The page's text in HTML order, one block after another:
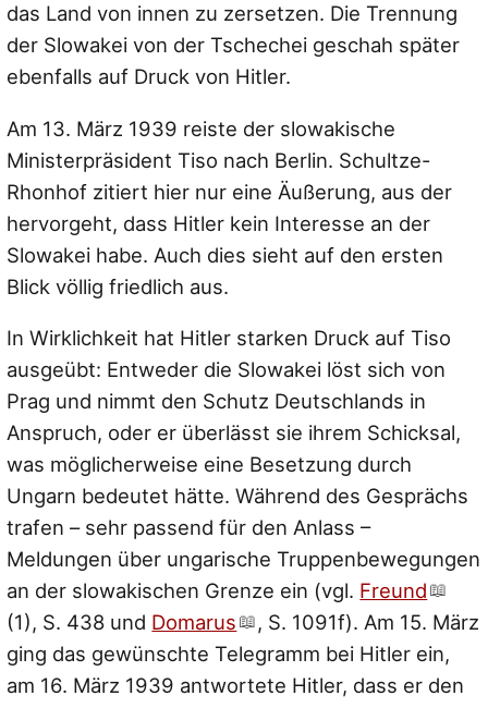
das Land von innen zu zersetzen. Die Trennung
der Slowakei von der Tschechei geschah später
ebenfalls auf Druck von Hitler.
Am 13. März 1939 reiste der slowakische
Ministerpräsident Tiso nach Berlin. Schultze-
Rhonhof zitiert hier nur eine Äußerung, aus der
hervorgeht, dass Hitler kein Interesse an der
Slowakei habe. Auch dies sieht auf den ersten
Blick völlig friedlich aus.
In Wirklichkeit hat Hitler starken Druck auf Tiso
ausgeübt: Entweder die Slowakei löst sich von
Prag und nimmt den Schutz Deutschlands in
Anspruch, oder er überlässt sie ihrem Schicksal,
was möglicherweise eine Besetzung durch
Ungarn bedeutet hätte. Während des Gesprächs
trafen – sehr passend für den Anlass –
Meldungen über ungarische Truppenbewegungen
an der slowakischen Grenze ein (vgl. Freund
(1), S. 438 und Domarus
, S. 1091f). Am 15. März
ging das gewünschte Telegramm bei Hitler ein,
am 16. März 1939 antwortete Hitler, dass er den